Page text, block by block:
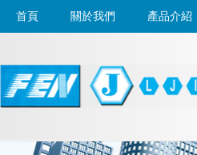
首頁 關於我們 產品介紹